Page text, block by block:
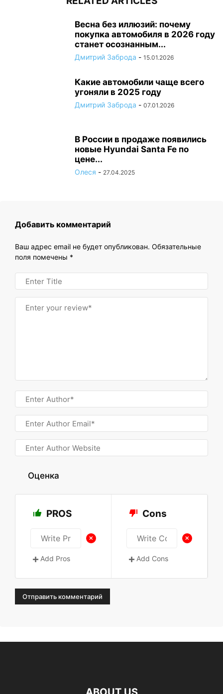
Весна без иллюзий: почему
покупка автомобиля в 2026 году
станет осознанным...
Дмитрий Заброда - 15.01.2026
Какие автомобили чаще всего
угоняли в 2025 году
Дмитрий Заброда - 07.01.2026
В России в продаже появились
новые Hyundai Santa Fe по
цене...
Олеся - 27.04.2025
Добавить комментарий
Ваш адрес email не будет опубликован. Обязательные
поля помечены *
Оценка
PROS
+
Add Pros
Cons
+
Add Cons